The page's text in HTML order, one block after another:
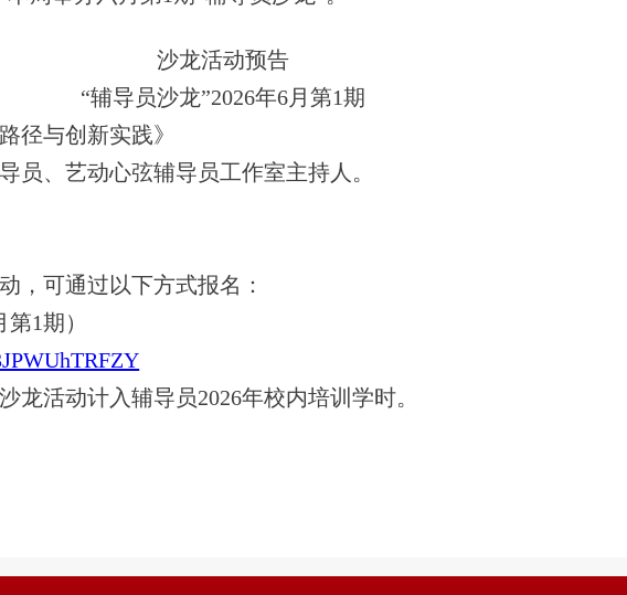
沙龙活动预告
“辅导员沙龙”2026年6月第1期
径与创新实践》
员、艺动心弦辅导员工作室主持人。
，可通过以下方式报名：
1期）
龙活动计入辅导员2026年校内培训学时。